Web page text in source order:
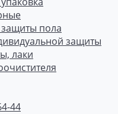
пола
защиты
лаки
44